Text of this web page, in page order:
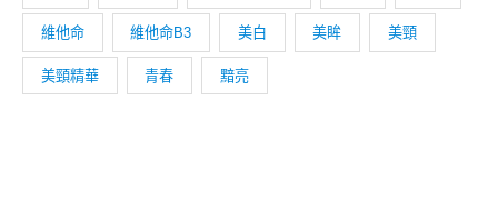
維他命 維他命B3 美白 美眸 美頸
美頸精華 青春 黯亮